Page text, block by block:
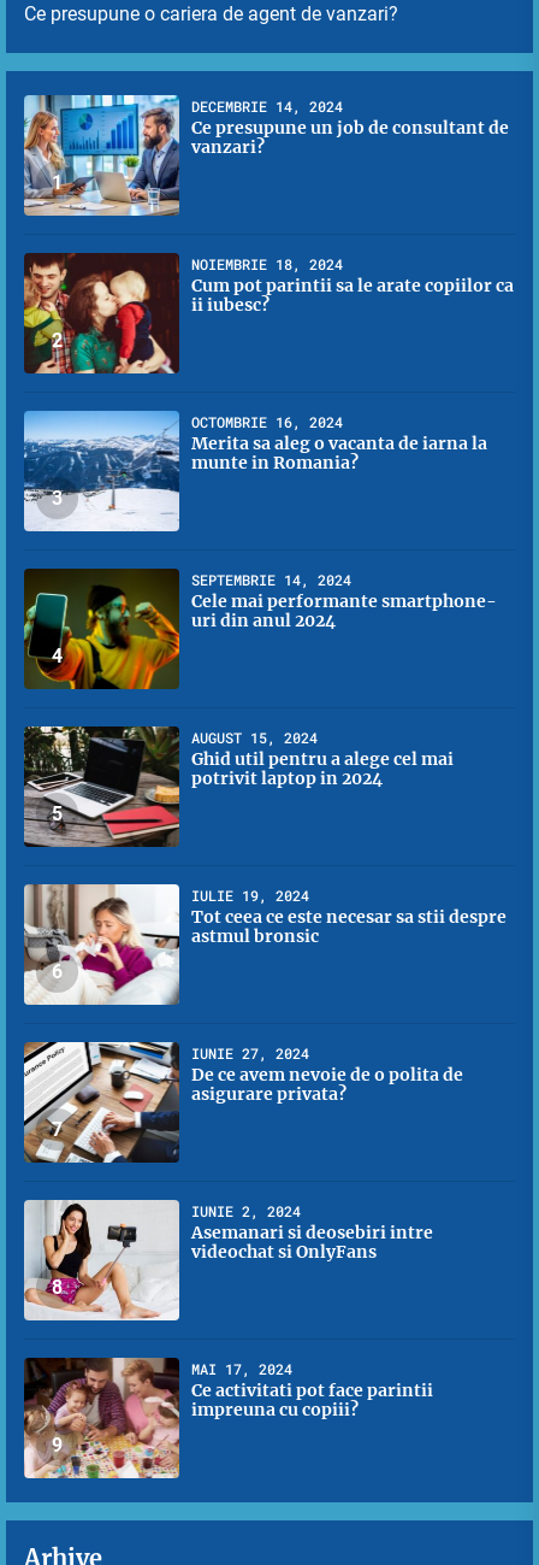
Ce presupune o cariera de agent de vanzari?
1
DECEMBRIE 14, 2024
Ce presupune un job de consultant de
vanzari?
2
NOIEMBRIE 18, 2024
Cum pot parintii sa le arate copiilor ca
ii iubesc?
3
OCTOMBRIE 16, 2024
Merita sa aleg o vacanta de iarna la
munte in Romania?
4
SEPTEMBRIE 14, 2024
Cele mai performante smartphone-
uri din anul 2024
5
AUGUST 15, 2024
Ghid util pentru a alege cel mai
potrivit laptop in 2024
6
IULIE 19, 2024
Tot ceea ce este necesar sa stii despre
astmul bronsic
7
IUNIE 27, 2024
De ce avem nevoie de o polita de
asigurare privata?
8
IUNIE 2, 2024
Asemanari si deosebiri intre
videochat si OnlyFans
9
MAI 17, 2024
Ce activitati pot face parintii
impreuna cu copiii?
Arhive